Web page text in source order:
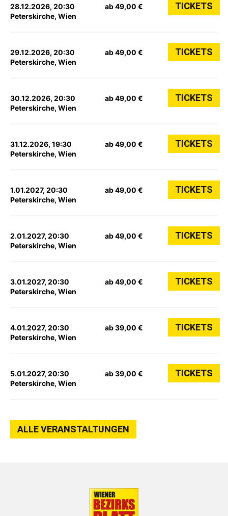
28.12.2026, 20:30
Peterskirche, Wien
ab 49,00 € TICKETS
29.12.2026, 20:30
Peterskirche, Wien
ab 49,00 € TICKETS
30.12.2026, 20:30
Peterskirche, Wien
ab 49,00 € TICKETS
31.12.2026, 19:30
Peterskirche, Wien
ab 49,00 € TICKETS
1.01.2027, 20:30
Peterskirche, Wien
ab 49,00 € TICKETS
2.01.2027, 20:30
Peterskirche, Wien
ab 49,00 € TICKETS
3.01.2027, 20:30
Peterskirche, Wien
ab 49,00 € TICKETS
4.01.2027, 20:30
Peterskirche, Wien
ab 39,00 € TICKETS
5.01.2027, 20:30
Peterskirche, Wien
ab 39,00 € TICKETS
ALLE VERANSTALTUNGEN